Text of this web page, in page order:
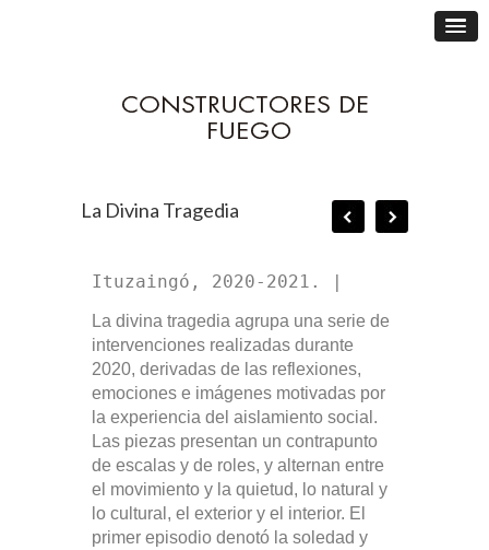
La Divina Tragedia
Ituzaingó, 2020-2021. |
La divina tragedia agrupa una serie de
intervenciones realizadas durante
2020, derivadas de las reflexiones,
emociones e imágenes motivadas por
la experiencia del aislamiento social.
Las piezas presentan un contrapunto
de escalas y de roles, y alternan entre
el movimiento y la quietud, lo natural y
lo cultural, el exterior y el interior. El
primer episodio denotó la soledad y